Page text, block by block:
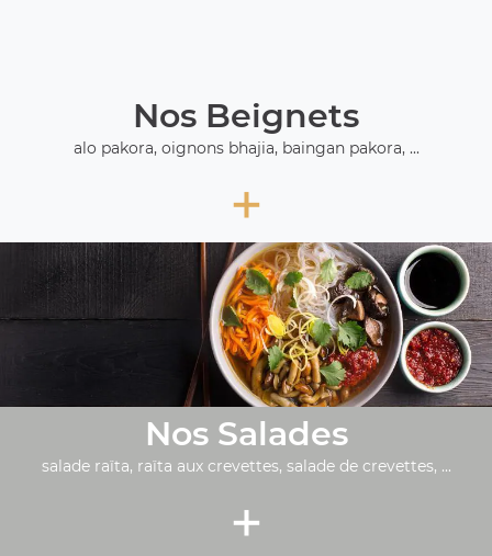
Nos Beignets
alo pakora, oignons bhajia, baingan pakora, ...
+
Nos Salades
salade raïta, raïta aux crevettes, salade de crevettes, ...
+